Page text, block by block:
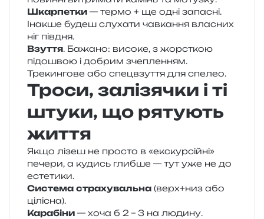
Шкарпетки— термо + ще одні запа­сні.
Інакше будеш слу­ха­ти чав­ка­н­ня вла­сних
ніг півдня.
Взуття. Бажано: висо­ке, з жорс­ткою
підо­швою і добрим зче­пле­н­ням.
Трекингове або спе­цв­зу­т­тя для спелео.
Троси, залізячки і ті
штуки, що рятують
життя
Якщо лізеш не про­сто в «екс­кур­сій­ні»
пече­ри, а кудись глиб­ше — тут уже не до
естетики.
Система стра­ху­валь­на (верх+низ або
цілісна).
Карабіни— хоча б 2 – 3 на людину.